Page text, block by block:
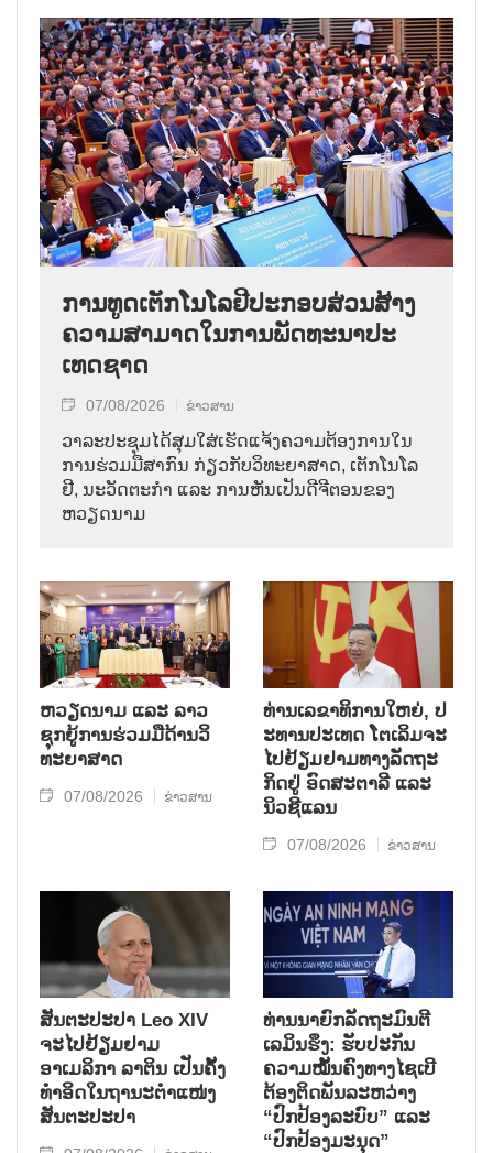
ການ​ທູດ​ເຕັກ​ໂນ​ໂລ​ຢີ​ປະ​ກອບ​ສ່ວນ​ສ້າງ​
ຄວາມ​ສາ​ມາດ​ໃນ​ການ​ພັດ​ທະ​ນາ​ປະ​
ເທດ​ຊາດ
07/08/2026 ຂ່າວສານ
ວາ​ລະ​ປະ​ຊຸມ​ໄດ້​ສຸມ​ໃສ່​ເຮັດ​ແຈ້ງ​ຄວາມ​ຕ້ອງ​ການ​ໃນ​
ການ​ຮ່ວມ​ມື​ສາ​ກົນ ກ່ຽວ​ກັບ​ວິ​ທະ​ຍາ​ສາດ, ເຕັກ​ໂນ​ໂລ​
ຢີ, ນະ​ວັດ​ຕະ​ກຳ ແລະ ການ​ຫັນ​ເປັນ​ດີ​ຈີ​ຕອນ​ຂອງ
ຫວຽດ​ນາມ
ຫວຽດ​ນາມ ແລະ ລາວ​
ຊຸກ​ຍູ້​ການ​ຮ່ວມ​ມື​ດ້ານວ​ິ​
ທະ​ຍາ​ສາດ
07/08/2026 ຂ່າວສານ
ທ່ານ​ເລ​ຂາ​ທິ​ການ​ໃຫຍ່, ປ​
ະ​ທານ​ປະ​ເທດ ໂຕ​ເລິມ​ຈະ​
ໄປ​ຢ້ຽມ​ຢາມ​ທາງ​ລັດ​ຖະ​
ກິດ​ຢູ່ ອົດ​ສະ​ຕາ​ລີ ແລະ
ນິວ​ຊີ​ແລນ
07/08/2026 ຂ່າວສານ
ສັນຕະປະປາ Leo XIV
ຈະໄປຢ້ຽມຢາມ
ອາເມລິກາ ລາຕິນ ເປັນຄັ້ງ
ທຳອິດໃນຖານະຕຳແໜ່ງ
ສັນຕະປະປາ
ທ່ານນາຍົກລັດຖະມົນຕີ
ເລມິນຮຶງ: ຮັບປະກັນ
ຄວາມໝັ້ນຄົງທາງໄຊເບີ
ຕ້ອງຕິດພັນລະຫວ່າງ
“ປົກປ້ອງລະບົບ” ແລະ
“ປົກປ້ອງມະນຸດ”